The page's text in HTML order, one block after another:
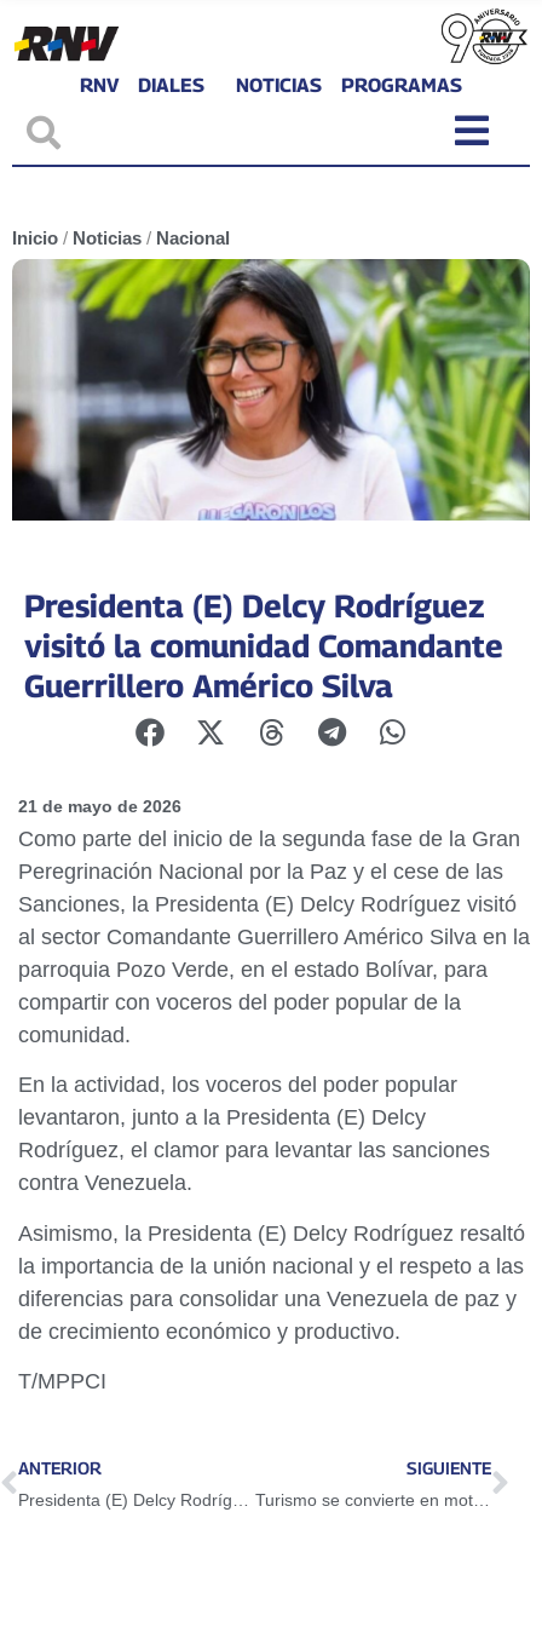
RNV DIALES NOTICIAS PROGRAMAS
Inicio / Noticias / Nacional
Presidenta (E) Delcy Rodríguez
visitó la comunidad Comandante
Guerrillero Américo Silva
21 de mayo de 2026
Como parte del inicio de la segunda fase de la Gran
Peregrinación Nacional por la Paz y el cese de las
Sanciones, la Presidenta (E) Delcy Rodríguez visitó
al sector Comandante Guerrillero Américo Silva en la
parroquia Pozo Verde, en el estado Bolívar, para
compartir con voceros del poder popular de la
comunidad.
En la actividad, los voceros del poder popular
levantaron, junto a la Presidenta (E) Delcy
Rodríguez, el clamor para levantar las sanciones
contra Venezuela.
Asimismo, la Presidenta (E) Delcy Rodríguez resaltó
la importancia de la unión nacional y el respeto a las
diferencias para consolidar una Venezuela de paz y
de crecimiento económico y productivo.
T/MPPCI
ANTERIOR
Presidenta (E) Delcy Rodríguez lidera Gran Peregrinación Nacional Económica-Productiva desde Ciudad Guayana
SIGUIENTE
Turismo se convierte en motor transversal de la economía, afirma Daniella Cabello